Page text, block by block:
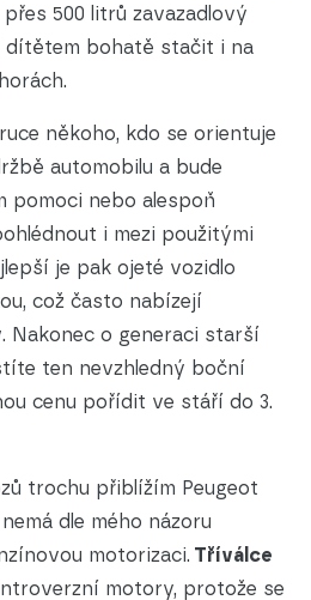
500 litrů zavazadlový
dítětem bohatě stačit i na
někoho, kdo se orientuje
automobilu a bude
pomoci nebo alespoň
i mezi použitými
je pak ojeté vozidlo
což často nabízejí
. Nakonec o generaci starší
ten nevzhledný boční
cenu pořídit ve stáří do 3.
trochu přiblížím Peugeot
dle mého názoru
motorizaci. Tříválce
motory, protože se